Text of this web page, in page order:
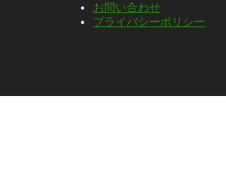
お問い合わせ
プライバシーポリシー